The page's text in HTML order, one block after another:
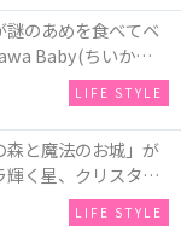
謎のあめを食べてベ
Baby(ちいかわベ
！
LIFE STYLE
森と魔法のお城」が
く星、クリスタル
LIFE STYLE